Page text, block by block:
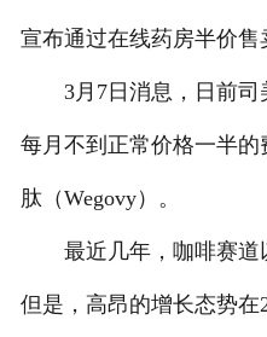
宣布通过在线药房半价售
3月7日消息，日前司
每月不到正常价格一半
肽（Wegovy）。
最近几年，咖啡赛道以
但是，高昂的增长态势在